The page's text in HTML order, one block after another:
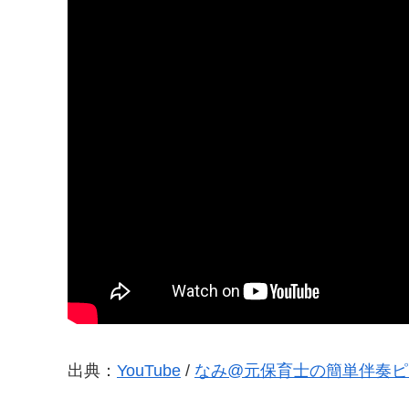
出典： YouTube / なみ@元保育士の簡単伴奏